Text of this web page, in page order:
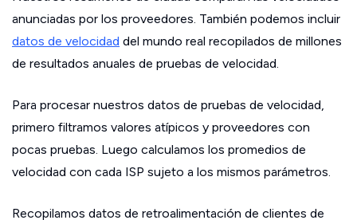
anunciadas por los proveedores. También podemos incluir
datos de velocidad del mundo real recopilados de millones
de resultados anuales de pruebas de velocidad.
Para procesar nuestros datos de pruebas de velocidad,
primero filtramos valores atípicos y proveedores con
pocas pruebas. Luego calculamos los promedios de
velocidad con cada ISP sujeto a los mismos parámetros.
Recopilamos datos de retroalimentación de clientes de